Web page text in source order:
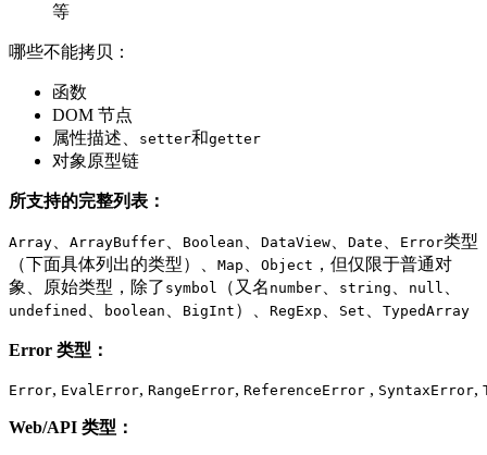
等
哪些不能拷贝：
函数
DOM 节点
属性描述、
setter和getter
对象原型链
所支持的完整列表：
Array ArrayBuffer Boolean DataView Date Error类型
（下面具体列出的类型）、 Map Object ，但仅限于普通对
象、原始类型，除了 symbol （又名 number string null
undefined boolean BigInt ）、 RegExp Set TypedArray
Error 类型：
Error, EvalError, RangeError, ReferenceError , SyntaxError,
Web/API 类型：